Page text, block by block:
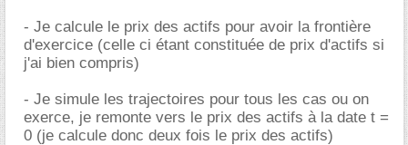
- Je calcule le prix des actifs pour avoir la frontière
d'exercice (celle ci étant constituée de prix d'actifs si
j'ai bien compris)
- Je simule les trajectoires pour tous les cas ou on
exerce, je remonte vers le prix des actifs à la date t =
0 (je calcule donc deux fois le prix des actifs)